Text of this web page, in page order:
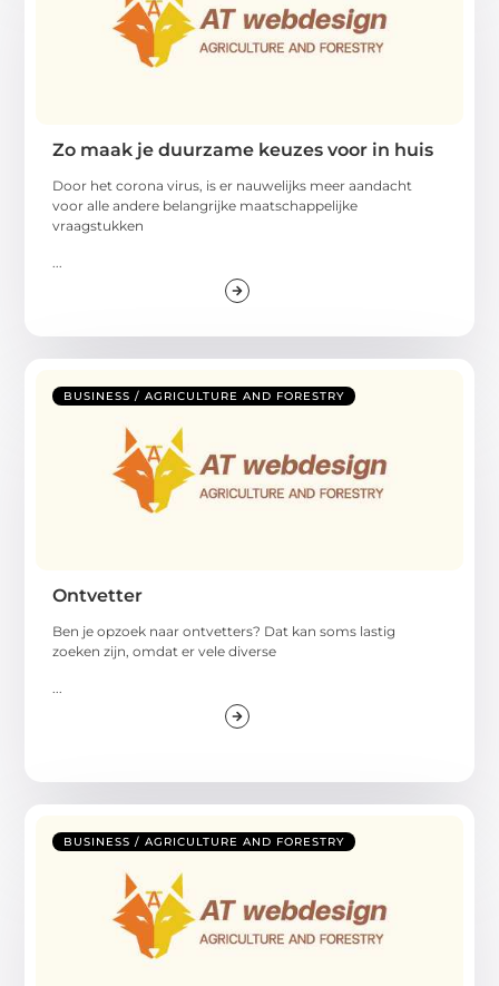
Zo maak je duurzame keuzes voor in huis
Door het corona virus, is er nauwelijks meer aandacht
voor alle andere belangrijke maatschappelijke
vraagstukken
BUSINESS / AGRICULTURE AND FORESTRY
Ontvetter
Ben je opzoek naar ontvetters? Dat kan soms lastig
zoeken zijn, omdat er vele diverse
BUSINESS / AGRICULTURE AND FORESTRY